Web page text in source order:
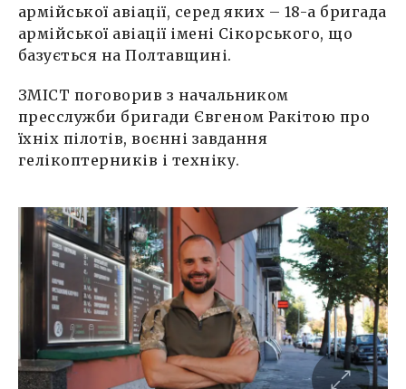
армійської авіації, серед яких – 18-а бригада
армійської авіації імені Сікорського, що
базується на Полтавщині.
ЗМІСТ поговорив з начальником
пресслужби бригади Євгеном Ракітою про
їхніх пілотів, воєнні завдання
гелікоптерників і техніку.